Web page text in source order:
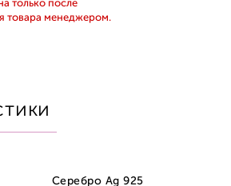
только после
товара менеджером.
Серебро Ag 925